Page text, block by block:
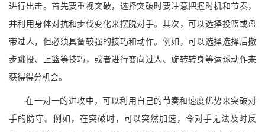
进行出击。首先要重视突破，选择突破时要注意把握时机和节奏，
并利用身体对抗和步伐变化来摆脱对手。其次，可以选择投篮或盘
带过人，但必须具备较强的技巧和动作。例如，可以选择选择后撤
步跳投、上篮等技巧，或者进行变向过人、旋转转身等运球动作来
获得得分机会。
在一对一的进攻中，可以利用自己的节奏和速度优势来突破对
手的防守。例如，在突破时，可以突然加速，令对手无法及时反